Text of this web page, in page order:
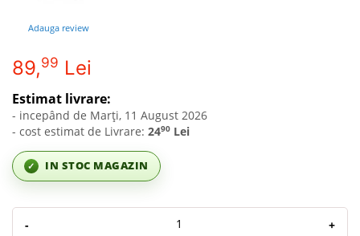
Adauga review
89,99 Lei
✓ IN STOC MAGAZIN
Estimat livrare:
- incepând de Marți, 11 August 2026
- cost estimat de Livrare: 2490 Lei
- +